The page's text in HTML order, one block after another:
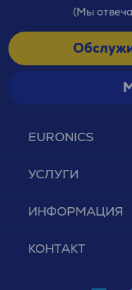
EURONICS
УСЛУГИ
ИНФОРМАЦИЯ
КОНТАКТ
(Мы